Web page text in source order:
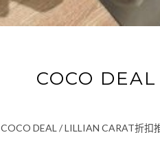
COCO
COCO DEAL / LILLIAN CARAT折